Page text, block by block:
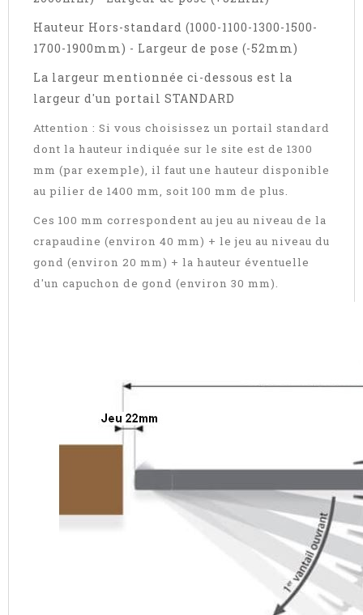
Hauteur Hors-standard (1000-1100-1300-1500-
1700-1900mm) - Largeur de pose (-52mm)
La largeur mentionnée ci-dessous est la
largeur d'un portail STANDARD
Attention : Si vous choisissez un portail standard
dont la hauteur indiquée sur le site est de 1300
mm (par exemple), il faut une hauteur disponible
au pilier de 1400 mm, soit 100 mm de plus.
Ces 100 mm correspondent au jeu au niveau de la
crapaudine (environ 40 mm) + le jeu au niveau du
gond (environ 20 mm) + la hauteur éventuelle
d'un capuchon de gond (environ 30 mm).